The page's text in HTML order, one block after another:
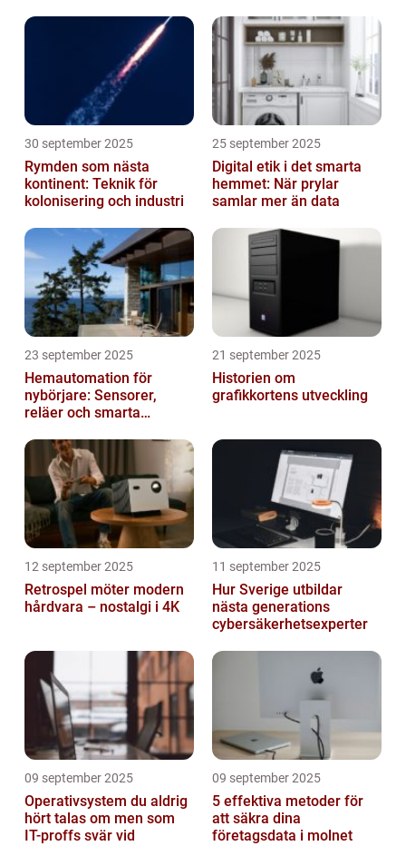
30 september 2025
Rymden som nästa
kontinent: Teknik för
kolonisering och industri
25 september 2025
Digital etik i det smarta
hemmet: När prylar
samlar mer än data
23 september 2025
Hemautomation för
nybörjare: Sensorer,
reläer och smarta
21 september 2025
Historien om
grafikkortens utveckling
12 september 2025
Retrospel möter modern
hårdvara – nostalgi i 4K
11 september 2025
Hur Sverige utbildar
nästa generations
cybersäkerhetsexperter
09 september 2025
Operativsystem du aldrig
hört talas om men som
IT-proffs svär vid
09 september 2025
5 effektiva metoder för
att säkra dina
företagsdata i molnet